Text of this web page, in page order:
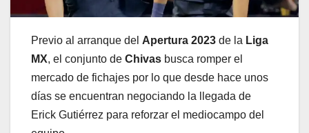
Previo al arranque del Apertura 2023 de la Liga
MX, el conjunto de Chivas busca romper el
mercado de fichajes por lo que desde hace unos
días se encuentran negociando la llegada de
Erick Gutiérrez para reforzar el mediocampo del